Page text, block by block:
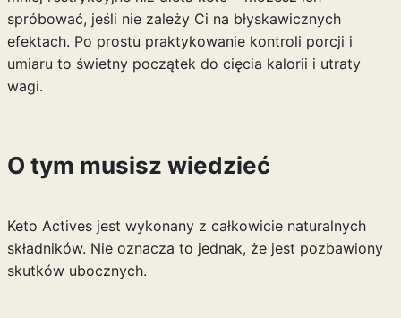
spróbować, jeśli nie zależy Ci na błyskawicznych
efektach. Po prostu praktykowanie kontroli porcji i
umiaru to świetny początek do cięcia kalorii i utraty
wagi.
O tym musisz wiedzieć
Keto Actives jest wykonany z całkowicie naturalnych
składników. Nie oznacza to jednak, że jest pozbawiony
skutków ubocznych.